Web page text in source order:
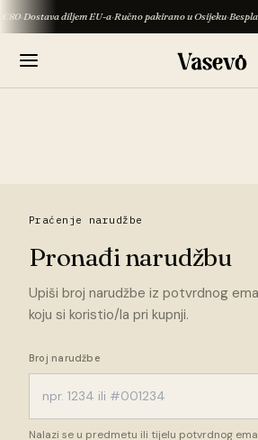
·Dostava diljem EU-a·Ručno pakirano u Osijeku·
Praćenje narudžbe
Pronađi narudžbu
Upiši broj narudžbe iz potvrdnog
koju si koristio/la pri kupnji.
Broj narudžbe
Nalazi se u predmetu ili tijelu potvrdnog